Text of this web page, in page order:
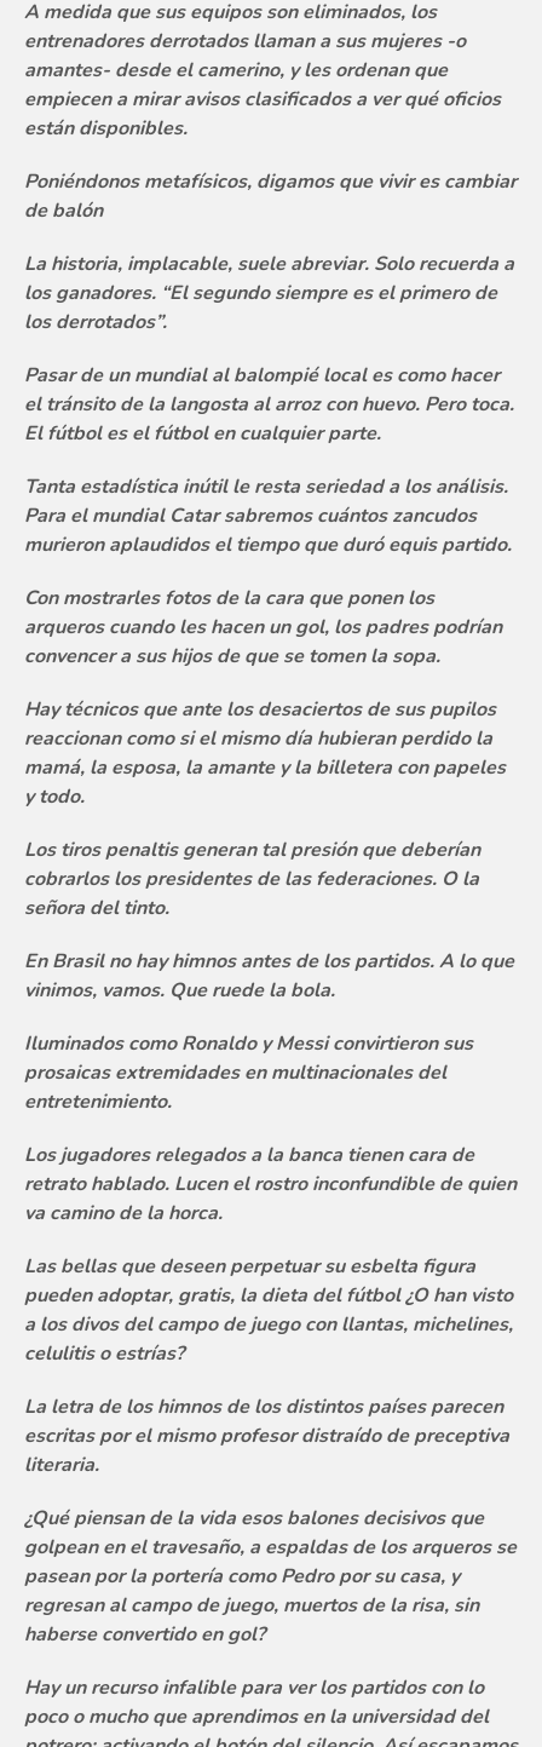
A medida que sus equipos son eliminados, los
entrenadores derrotados llaman a sus mujeres -o
amantes- desde el camerino, y les ordenan que
empiecen a mirar avisos clasificados a ver qué oficios
están disponibles.
Poniéndonos metafísicos, digamos que vivir es cambiar
de balón
La historia, implacable, suele abreviar. Solo recuerda a
los ganadores. “El segundo siempre es el primero de
los derrotados”.
Pasar de un mundial al balompié local es como hacer
el tránsito de la langosta al arroz con huevo. Pero toca.
El fútbol es el fútbol en cualquier parte.
Tanta estadística inútil le resta seriedad a los análisis.
Para el mundial Catar sabremos cuántos zancudos
murieron aplaudidos el tiempo que duró equis partido.
Con mostrarles fotos de la cara que ponen los
arqueros cuando les hacen un gol, los padres podrían
convencer a sus hijos de que se tomen la sopa.
Hay técnicos que ante los desaciertos de sus pupilos
reaccionan como si el mismo día hubieran perdido la
mamá, la esposa, la amante y la billetera con papeles
y todo.
Los tiros penaltis generan tal presión que deberían
cobrarlos los presidentes de las federaciones. O la
señora del tinto.
En Brasil no hay himnos antes de los partidos. A lo que
vinimos, vamos. Que ruede la bola.
Iluminados como Ronaldo y Messi convirtieron sus
prosaicas extremidades en multinacionales del
entretenimiento.
Los jugadores relegados a la banca tienen cara de
retrato hablado. Lucen el rostro inconfundible de quien
va camino de la horca.
Las bellas que deseen perpetuar su esbelta figura
pueden adoptar, gratis, la dieta del fútbol ¿O han visto
a los divos del campo de juego con llantas, michelines,
celulitis o estrías?
La letra de los himnos de los distintos países parecen
escritas por el mismo profesor distraído de preceptiva
literaria.
¿Qué piensan de la vida esos balones decisivos que
golpean en el travesaño, a espaldas de los arqueros se
pasean por la portería como Pedro por su casa, y
regresan al campo de juego, muertos de la risa, sin
haberse convertido en gol?
Hay un recurso infalible para ver los partidos con lo
poco o mucho que aprendimos en la universidad del